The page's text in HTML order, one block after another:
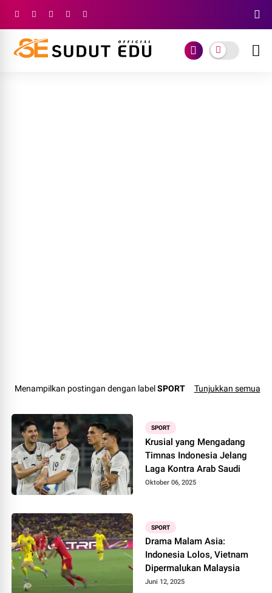
Menampilkan postingan dengan labelSPORT Tunjukkan semua
SPORT
Krusial yang Mengadang
Timnas Indonesia Jelang
Laga Kontra Arab Saudi
Oktober 06, 2025
SPORT
Drama Malam Asia:
Indonesia Lolos, Vietnam
Dipermalukan Malaysia
Juni 12, 2025